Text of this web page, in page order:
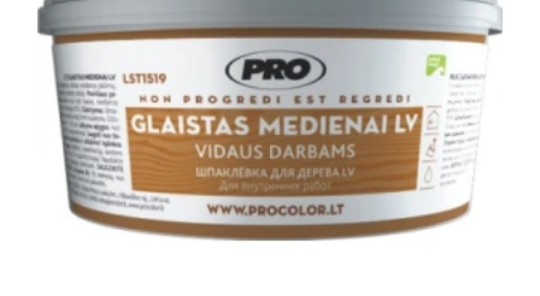
Pristatymo taisyklės
Pirkimo taisyklės